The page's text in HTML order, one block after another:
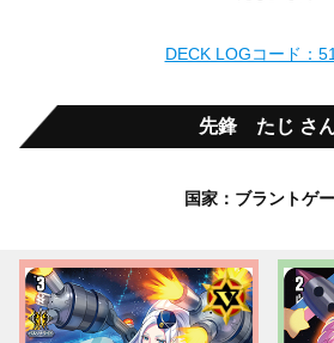
DECK LOGコード：
先鋒 たじ さ
国家：ブラントゲ